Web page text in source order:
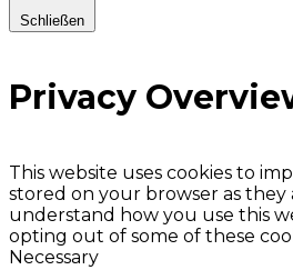
Schließen
Privacy
This website uses cookies to
stored on your browser as
understand how you use this
opting out of some of these
Necessary